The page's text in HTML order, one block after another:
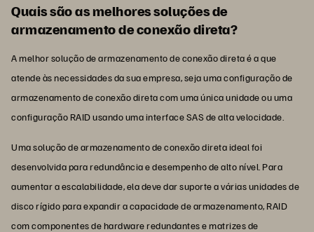
Quais são as melhores soluções de
armazenamento de conexão direta?
A melhor solução de armazenamento de conexão direta é a que
atende às necessidades da sua empresa, seja uma configuração de
armazenamento de conexão direta com uma única unidade ou uma
configuração RAID usando uma interface SAS de alta velocidade.
Uma solução de armazenamento de conexão direta ideal foi
desenvolvida para redundância e desempenho de alto nível. Para
aumentar a escalabilidade, ela deve dar suporte a várias unidades de
disco rígido para expandir a capacidade de armazenamento, RAID
com componentes de hardware redundantes e matrizes de